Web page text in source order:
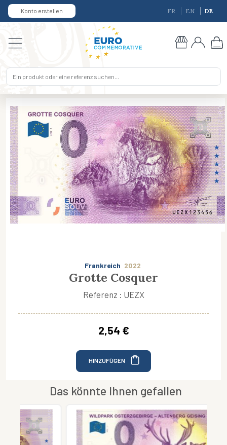
Konto erstellen FR EN DE
Frankreich 2022
Grotte Cosquer
Referenz : UEZX
2,54 €
HINZUFÜGEN
Das könnte Ihnen gefallen